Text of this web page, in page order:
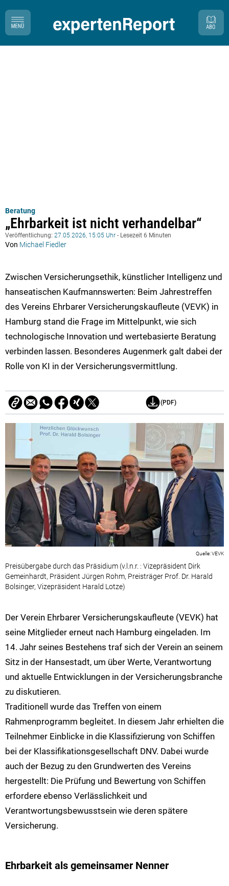
Beratung
„Ehrbarkeit ist nicht verhandelbar“
Veröffentlichung: 27.05.2026, 15:05 Uhr - Lesezeit 6 Minuten
Von Michael Fiedler
Zwischen Versicherungsethik, künstlicher Intelligenz und
hanseatischen Kaufmannswerten: Beim Jahrestreffen
des Vereins Ehrbarer Versicherungskaufleute (VEVK) in
Hamburg stand die Frage im Mittelpunkt, wie sich
technologische Innovation und wertebasierte Beratung
verbinden lassen. Besonderes Augenmerk galt dabei der
Rolle von KI in der Versicherungsvermittlung.
(PDF)
Preisübergabe durch das Präsidium (v.l.n.r. : Vizepräsident Dirk
Gemeinhardt, Präsident Jürgen Rohm, Preisträger Prof. Dr. Harald
Bolsinger, Vizepräsident Harald Lotze)
VEVK
Der Verein Ehrbarer Versicherungskaufleute (VEVK) hat
seine Mitglieder erneut nach Hamburg eingeladen. Im
14. Jahr seines Bestehens traf sich der Verein an seinem
Sitz in der Hansestadt, um über Werte, Verantwortung
und aktuelle Entwicklungen in der Versicherungsbranche
zu diskutieren.
Traditionell wurde das Treffen von einem
Rahmenprogramm begleitet. In diesem Jahr erhielten die
Teilnehmer Einblicke in die Klassifizierung von Schiffen
bei der Klassifikationsgesellschaft DNV. Dabei wurde
auch der Bezug zu den Grundwerten des Vereins
hergestellt: Die Prüfung und Bewertung von Schiffen
erfordere ebenso Verlässlichkeit und
Verantwortungsbewusstsein wie deren spätere
Versicherung.
Ehrbarkeit als gemeinsamer Nenner